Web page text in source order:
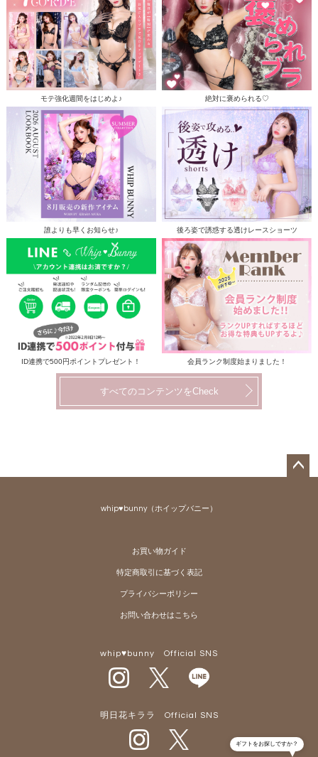
モテ強化週間をはじめよ♪ 絶対に褒められる♡
誰よりも早くお知らせ♪ 後ろ姿で誘惑する透けレースショーツ
ID連携で500円ポイントプレゼント！ 会員ランク制度始まりました！
すべてのコンテンツをCheck
whip♥bunny（ホイップバニー）
お買い物ガイド
特定商取引に基づく表記
プライバシーポリシー
お問い合わせはこちら
whip♥bunny Official SNS
明日花キララ Official SNS
ギフトをお探しですか？